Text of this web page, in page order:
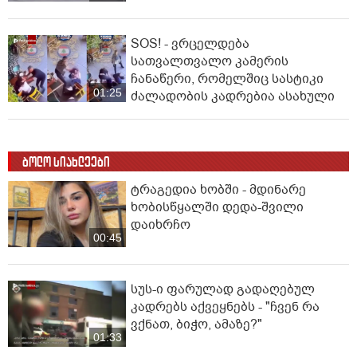
01:25
SOS! - ვრცელდება
სათვალთვალო კამერის
ჩანაწერი, რომელშიც სასტიკი
ძალადობის კადრებია ასახული
ბოლო სიახლეები
00:45
ტრაგედია ხობში - მდინარე
ხობისწყალში დედა-შვილი
დაიხრჩო
01:33
სუს-ი ფარულად გადაღებულ
კადრებს აქვეყნებს - "ჩვენ რა
ვქნათ, ბიჭო, ამაზე?"